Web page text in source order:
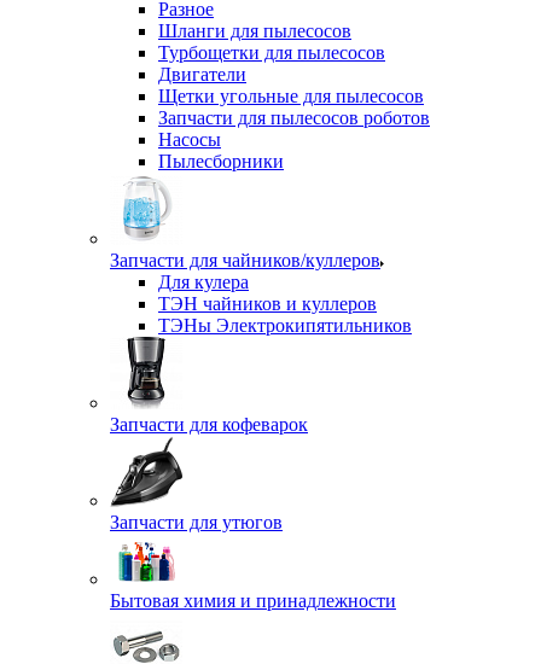
Разное
Шланги для пылесосов
Турбощетки для пылесосов
Двигатели
Щетки угольные для пылесосов
Запчасти для пылесосов роботов
Насосы
Пылесборники
Запчасти для чайников/куллеров
Для кулера
ТЭН чайников и куллеров
ТЭНы Электрокипятильников
Запчасти для кофеварок
Запчасти для утюгов
Бытовая химия и принадлежности